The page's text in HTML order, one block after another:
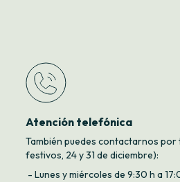
Atención telefónica
También puedes contactarnos
festivos, 24 y 31 de diciembre):
- Lunes y miércoles de 9:30 h a